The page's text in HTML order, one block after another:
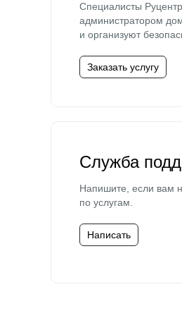
Специалисты
администратором
и организуют
Заказать услугу
Служба
Напишите, если вам
по услугам.
Написать